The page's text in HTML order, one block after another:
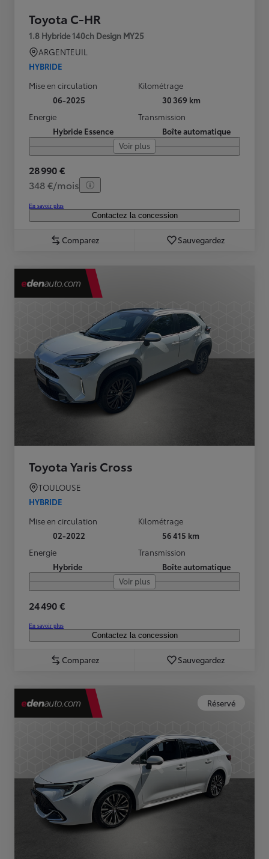
Toyota C-HR
1.8 Hybride 140ch Design MY25
ARGENTEUIL
HYBRIDE
Mise en circulation
06-2025
Kilométrage
30 369 km
Energie
Hybride Essence
Transmission
Boîte automatique
Voir plus
28 990 €
348 €/mois
En savoir plus
Contactez la concession
Comparez Sauvegardez
Toyota Yaris Cross
TOULOUSE
HYBRIDE
Mise en circulation
02-2022
Kilométrage
56 415 km
Energie
Hybride
Transmission
Boîte automatique
Voir plus
24 490 €
En savoir plus
Contactez la concession
Comparez Sauvegardez
Réservé